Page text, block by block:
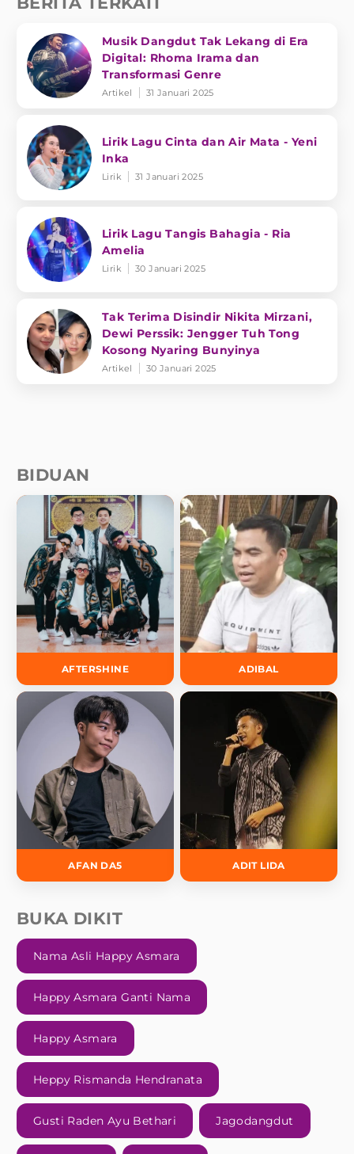
Musik Dangdut Tak Lekang di Era
Digital: Rhoma Irama dan
Transformasi Genre
Artikel 31 Januari 2025
Lirik Lagu Cinta dan Air Mata - Yeni
Inka
Lirik 31 Januari 2025
Lirik Lagu Tangis Bahagia - Ria
Amelia
Lirik 30 Januari 2025
Tak Terima Disindir Nikita Mirzani,
Dewi Perssik: Jengger Tuh Tong
Kosong Nyaring Bunyinya
Artikel 30 Januari 2025
BIDUAN
AFTERSHINE ADIBAL
AFAN DA5 ADIT LIDA
BUKA DIKIT
Nama Asli Happy Asmara
Happy Asmara Ganti Nama
Happy Asmara
Heppy Rismanda Hendranata
Gusti Raden Ayu Bethari Jagodangdut